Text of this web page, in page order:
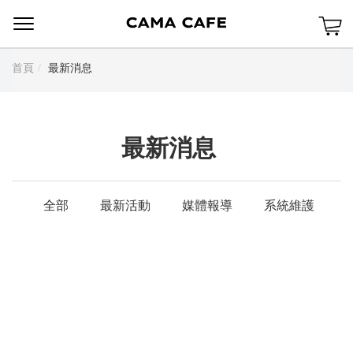
首頁 最新消息
最新消息
全部 最新活動 媒體報導 系統維護